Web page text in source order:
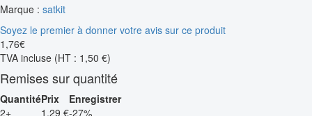
Marque : satkit
Soyez le premier à donner votre avis sur ce produit
1 ,76€
TVA incluse (HT : 1,50 €)
Remises sur quantité
QuantitéPrix
Enregistrer
2+
1,29 €-27%